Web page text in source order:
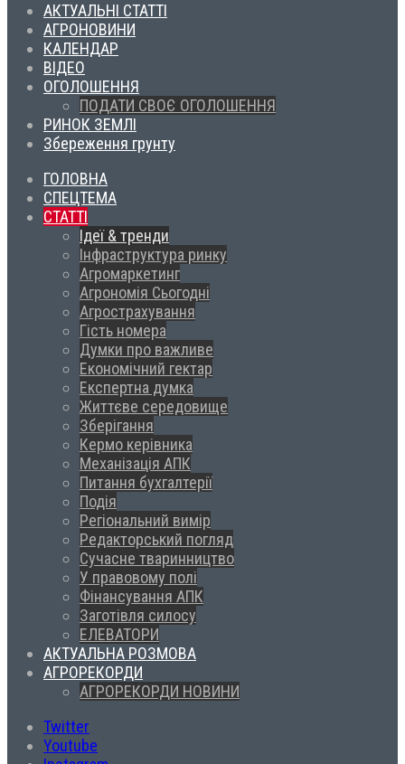
АКТУАЛЬНІ СТАТТІ
АГРОНОВИНИ
КАЛЕНДАР
ВІДЕО
ОГОЛОШЕННЯ
ПОДАТИ СВОЄ ОГОЛОШЕННЯ
РИНОК ЗЕМЛІ
Збереження грунту
ГОЛОВНА
СПЕЦТЕМА
СТАТТІ
Ідеї & тренди
Інфраструктура ринку
Агромаркетинг
Агрономія Сьогодні
Агрострахування
Гість номера
Думки про важливе
Економічний гектар
Експертна думка
Життєве середовище
Зберігання
Кермо керівника
Механізація АПК
Питання бухгалтерії
Подія
Регіональний вимір
Редакторський погляд
Сучасне тваринництво
У правовому полі
Фінансування АПК
Заготівля силосу
ЕЛЕВАТОРИ
АКТУАЛЬНА РОЗМОВА
АГРОРЕКОРДИ
АГРОРЕКОРДИ НОВИНИ
Twitter
Youtube